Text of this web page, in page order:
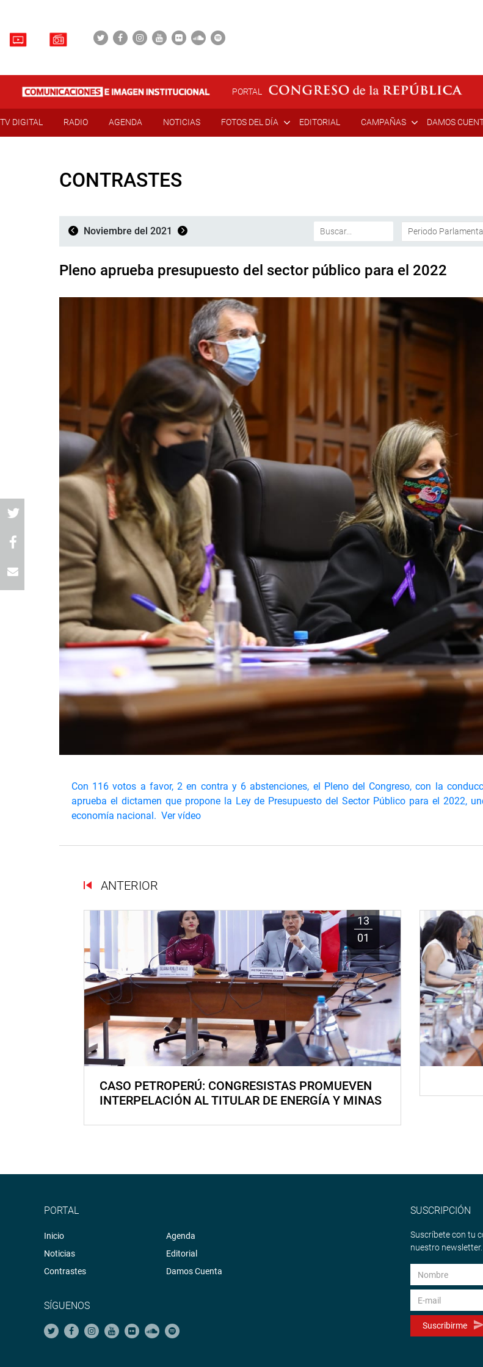
PORTAL
TV DIGITAL RADIO AGENDA NOTICIAS FOTOS DEL DÍA EDITORIAL CAMPAÑAS DAMOS
CONTRASTES
Noviembre del 2021
Pleno aprueba presupuesto del sector público para el 2022
Con 116 votos a favor, 2 en contra y 6 abstenciones, el Pleno del Congreso, con la
aprueba el dictamen que propone la Ley de Presupuesto del Sector Público para el 2022,
economía nacional. Ver vídeo
ANTERIOR
13
01
CASO PETROPERÚ: CONGRESISTAS PROMUEVEN
INTERPELACIÓN AL TITULAR DE ENERGÍA Y MINAS
PORTAL
Inicio
Noticias
Contrastes
Agenda
Editorial
Damos Cuenta
SÍGUENOS
SUSCRIPCIÓN
Suscríbete con tu
nuestro newsletter.
Suscribirme